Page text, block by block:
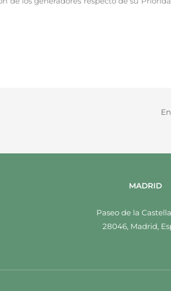
MADRID
Paseo de la
28046, Madrid,